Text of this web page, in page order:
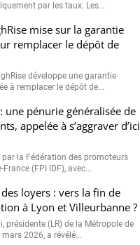
par les taux. Les...
mise sur la garantie
remplacer le dépôt de
développe une garantie
à remplacer le dépôt de...
une pénurie généralisée de
appelée à s’aggraver d’ici
par la Fédération des promoteurs
(FPI IDF), avec...
loyers : vers la fin de
à Lyon et Villeurbanne ?
présidente (LR) de la Métropole de
2026, a révélé...